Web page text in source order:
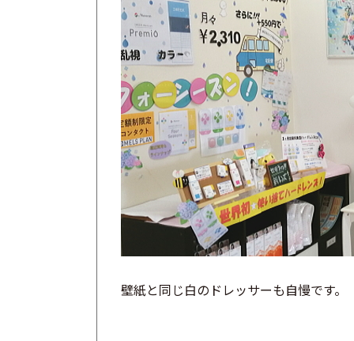
壁紙と同じ白のドレッサーも自慢です。